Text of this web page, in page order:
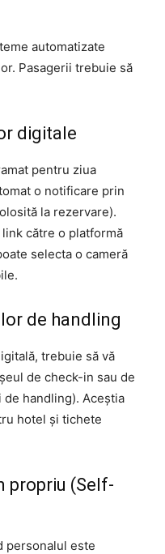
automatizate
Pasagerii trebuie să
digitale
pentru ziua
o notificare prin
la rezervare).
către o platformă
selecta o cameră
de handling
trebuie să vă
de check-in sau de
handling). Aceștia
hotel și tichete
propriu (Self-
personalul este